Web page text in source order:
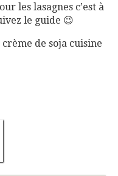
les lasagnes c’est à
le guide 😉
de soja cuisine